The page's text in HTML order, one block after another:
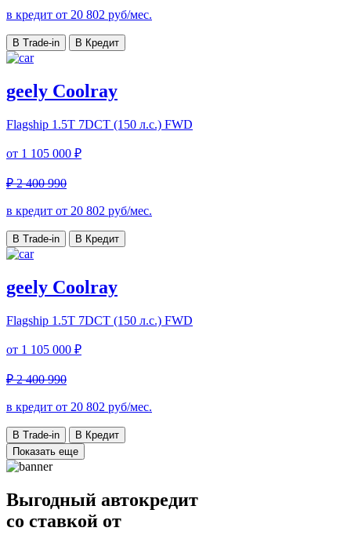
в кредит от 20 802 руб/мес.
В Trade-in В Кредит
geely Coolray
Flagship 1.5T 7DCT (150 л.с.) FWD
от 1 105 000 ₽
₽ 2 400 990
в кредит от 20 802 руб/мес.
В Trade-in В Кредит
geely Coolray
Flagship 1.5T 7DCT (150 л.с.) FWD
от 1 105 000 ₽
₽ 2 400 990
в кредит от 20 802 руб/мес.
В Trade-in
В Кредит
Показать еще
Выгодный автокредит
со ставкой от